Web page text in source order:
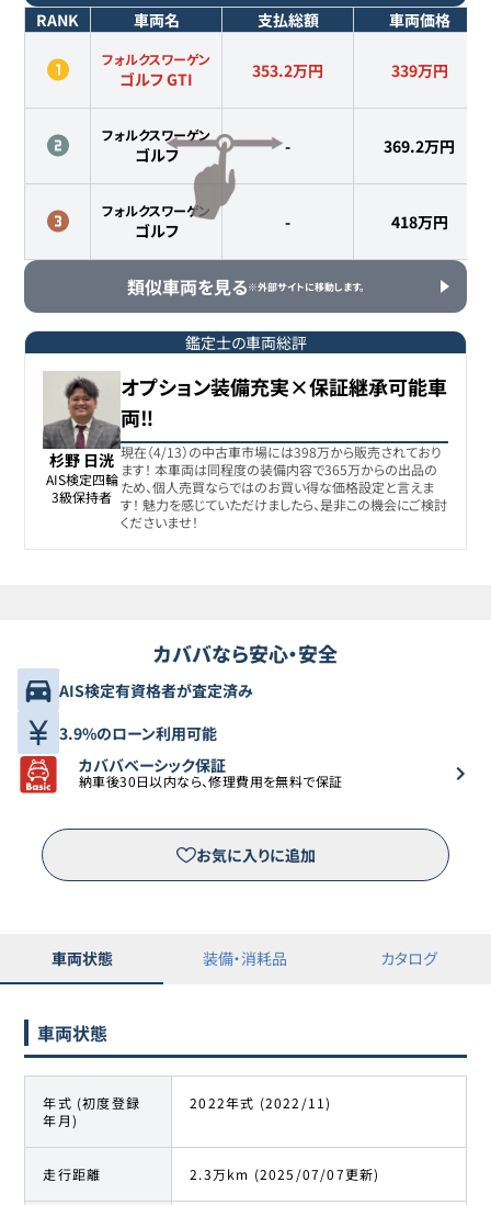
RANK 車両名 支払総額 車両価格
フォルクスワーゲン
ゴルフ GTI 353.2万円 339万円
フォルクスワーゲン
ゴルフ - 369.2万円
フォルクスワーゲン
ゴルフ - 418万円
類似車両を見る※外部サイトに移動します。
鑑定士の車両総評
杉野 日洸
AIS検定四輪
3級保持者
オプション装備充実×保証継承可能車
両‼️
現在（4/13）の中古車市場には398万から販売されており
ます！ 本車両は同程度の装備内容で365万からの出品の
ため、個人売買ならではのお買い得な価格設定と言えま
す！ 魅力を感じていただけましたら、是非この機会にご検討
くださいませ！
カババなら安心・安全
AIS検定有資格者が査定済み
3.9%のローン利用可能
カババベーシック保証
納車後30日以内なら、修理費用を無料で保証
お気に入りに追加
車両状態 装備・消耗品 カタログ
車両状態
年式 (初度登録
年月)
2022年式 (2022/11)
走行距離 2.3万km (2025/07/07更新)